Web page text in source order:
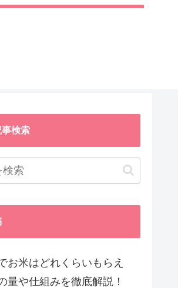
検索
お米はどれくらいもらえ
量や仕組みを徹底解説！